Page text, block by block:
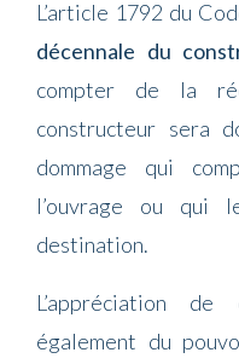
L’article 1792 du
décennale du
compter de la
constructeur sera
dommage qui
l’ouvrage ou qui
destination.
L’appréciation
également du